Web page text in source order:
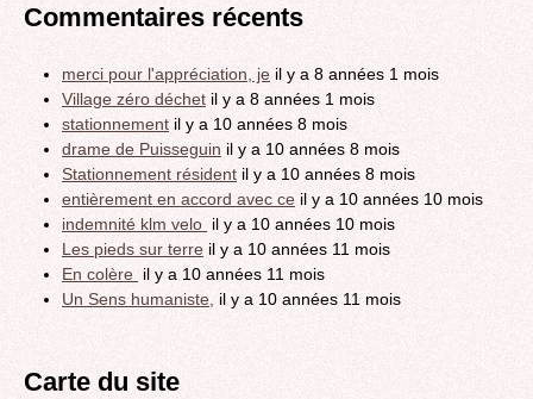
Commentaires récents
merci pour l'appréciation, je il y a 8 années 1 mois
Village zéro déchet il y a 8 années 1 mois
stationnement il y a 10 années 8 mois
drame de Puisseguin il y a 10 années 8 mois
Stationnement résident il y a 10 années 8 mois
entièrement en accord avec ce il y a 10 années 10 mois
indemnité klm velo il y a 10 années 10 mois
Les pieds sur terre il y a 10 années 11 mois
En colère il y a 10 années 11 mois
Un Sens humaniste, il y a 10 années 11 mois
Carte du site